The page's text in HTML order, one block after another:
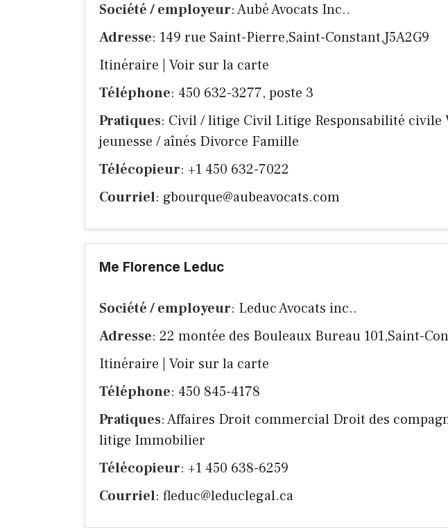
Société / employeur: Aubé Avocats Inc..
Adresse: 149 rue Saint-Pierre,Saint-Constant,J5A2G9
Itinéraire
Voir sur la carte
Téléphone: 450 632-3277, poste 3
Pratiques: Civil / litige Civil Litige Responsabilité civile
jeunesse / aînés Divorce Famille
Télécopieur: +1 450 632-7022
Courriel: gbourque@aubeavocats.com
Me Florence Leduc
Société / employeur: Leduc Avocats inc..
Adresse: 22 montée des Bouleaux Bureau 101,Saint-
Itinéraire
Voir sur la carte
Téléphone: 450 845-4178
Pratiques: Affaires Droit commercial Droit des
litige Immobilier
Télécopieur: +1 450 638-6259
Courriel: fleduc@leduclegal.ca